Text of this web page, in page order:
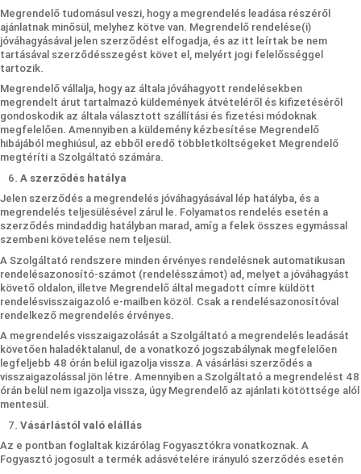
Megrendelő tudomásul veszi, hogy a megrendelés leadása részéről
ajánlatnak minősül, melyhez kötve van. Megrendelő rendelése(i)
jóváhagyásával jelen szerződést elfogadja, és az itt leírtak be nem
tartásával szerződésszegést követ el, melyért jogi felelősséggel
tartozik.
Megrendelő vállalja, hogy az általa jóváhagyott rendelésekben
megrendelt árut tartalmazó küldemények átvételéről és kifizetéséről
gondoskodik az általa választott szállítási és fizetési módoknak
megfelelően. Amennyiben a küldemény kézbesítése Megrendelő
hibájából meghiúsul, az ebből eredő többletköltségeket Megrendelő
megtéríti a Szolgáltató számára.
A szerződés hatálya
Jelen szerződés a megrendelés jóváhagyásával lép hatályba, és a
megrendelés teljesülésével zárul le. Folyamatos rendelés esetén a
szerződés mindaddig hatályban marad, amíg a felek összes egymással
szembeni követelése nem teljesül.
A Szolgáltató rendszere minden érvényes rendelésnek automatikusan
rendelésazonosító-számot (rendelésszámot) ad, melyet a jóváhagyást
követő oldalon, illetve Megrendelő által megadott címre küldött
rendelésvisszaigazoló e-mailben közöl. Csak a rendelésazonosítóval
rendelkező megrendelés érvényes.
A megrendelés visszaigazolását a Szolgáltató a megrendelés leadását
követően haladéktalanul, de a vonatkozó jogszabálynak megfelelően
legfeljebb 48 órán belül igazolja vissza. A vásárlási szerződés a
visszaigazolással jön létre. Amennyiben a Szolgáltató a megrendelést 48
órán belül nem igazolja vissza, úgy Megrendelő az ajánlati kötöttsége alól
mentesül.
Vásárlástól való elállás
Az e pontban foglaltak kizárólag Fogyasztókra vonatkoznak. A
Fogyasztó jogosult a termék adásvételére irányuló szerződés esetén